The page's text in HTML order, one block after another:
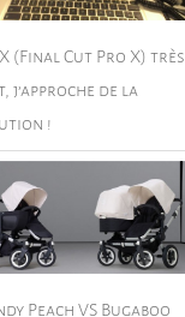
(Final Cut Pro X) très
j’approche de la
!
Peach VS Bugaboo